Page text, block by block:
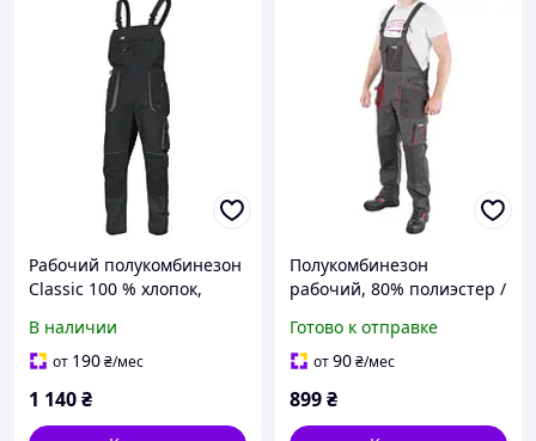
Рабочий полукомбинезон
Classic 100 % хлопок,
В наличии
от 190₴/мес
1 140₴
Полукомбинезон
рабочий, 80% полиэстер /
260 г/м², S INTERTOOL SP-
3021
Готово к отправке
от90₴/мес
899₴